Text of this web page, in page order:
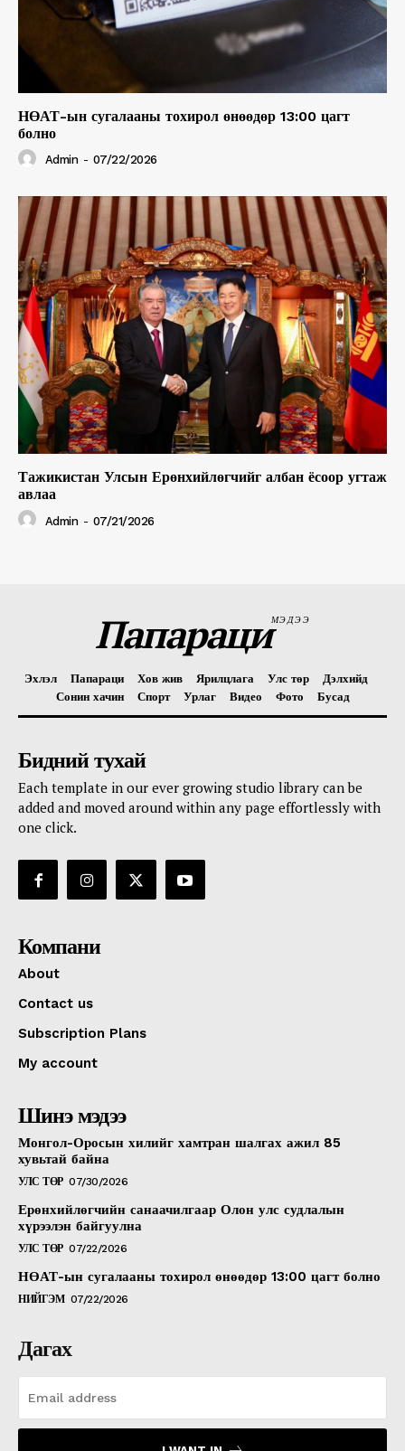
НӨАТ-ын сугалааны тохирол өнөөдөр 13:00 цагт
болно
Admin - 07/22/2026
Тажикистан Улсын Ерөнхийлөгчийг албан ёсоор угтаж
авлаа
Admin - 07/21/2026
ПапарациМЭДЭЭ
Эхлэл Папараци Хов жив Ярилцлага Улс төр
Дэлхийд
Сонин хачин
Спорт Урлаг Видео Фото Бусад
Бидний тухай
Each template in our ever growing studio library can be
added and moved around within any page effortlessly with
one click.
Компани
About
Contact us
Subscription Plans
My account
Шинэ мэдээ
Монгол-Оросын хилийг хамтран шалгах ажил 85
хувьтай байна
УЛС ТӨР 07/30/2026
Ерөнхийлөгчийн санаачилгаар Олон улс судлалын
хүрээлэн байгуулна
УЛС ТӨР 07/22/2026
НӨАТ-ын сугалааны тохирол өнөөдөр 13:00 цагт болно
НИЙГЭМ 07/22/2026
Дагах